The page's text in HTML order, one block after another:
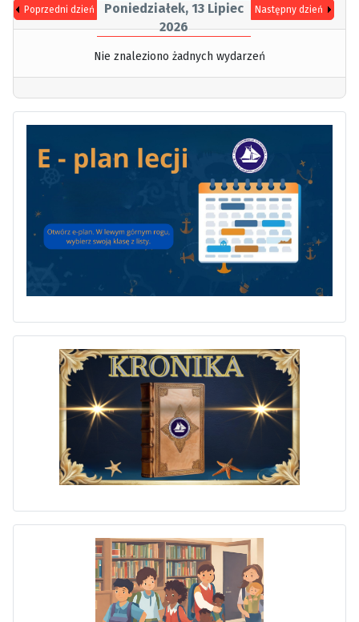
Poprzedni dzień
Poniedziałek, 13 Lipiec
2026
Następny dzień
Nie znaleziono żadnych wydarzeń